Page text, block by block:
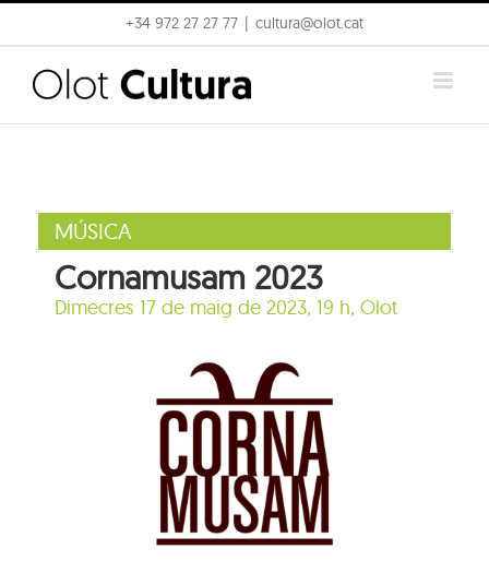
to
content
+34 972 27 27 77 cultura@olot.cat
MÚSICA
Cornamusam 2023
Dimecres 17 de maig de 2023, 19 h, Olot